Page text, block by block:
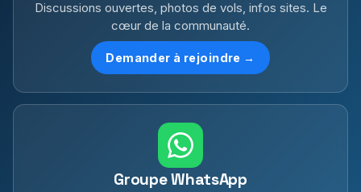
Discussions ouvertes, photos de vols, infos sites. Le
cœur de la communauté.
Demander à rejoindre →
Groupe WhatsApp